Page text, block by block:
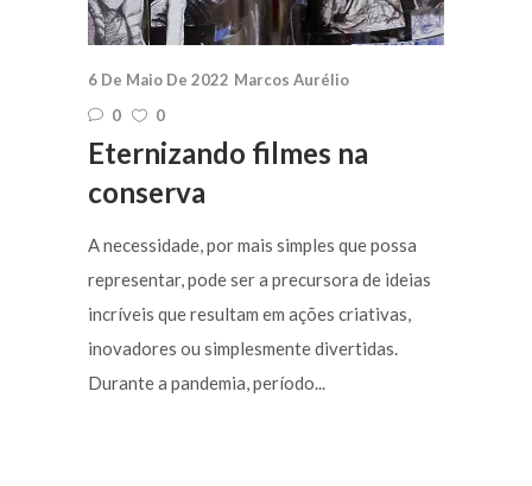
6 De Maio De 2022 Marcos Aurélio
0
0
Eternizando filmes na
conserva
A necessidade, por mais simples que possa
representar, pode ser a precursora de ideias
incríveis que resultam em ações criativas,
inovadores ou simplesmente divertidas.
Durante a pandemia, período...